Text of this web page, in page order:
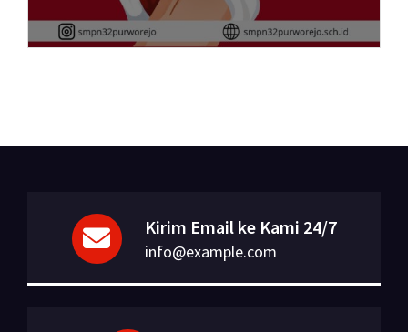
Kirim Email ke Kami 24/7
info@example.com